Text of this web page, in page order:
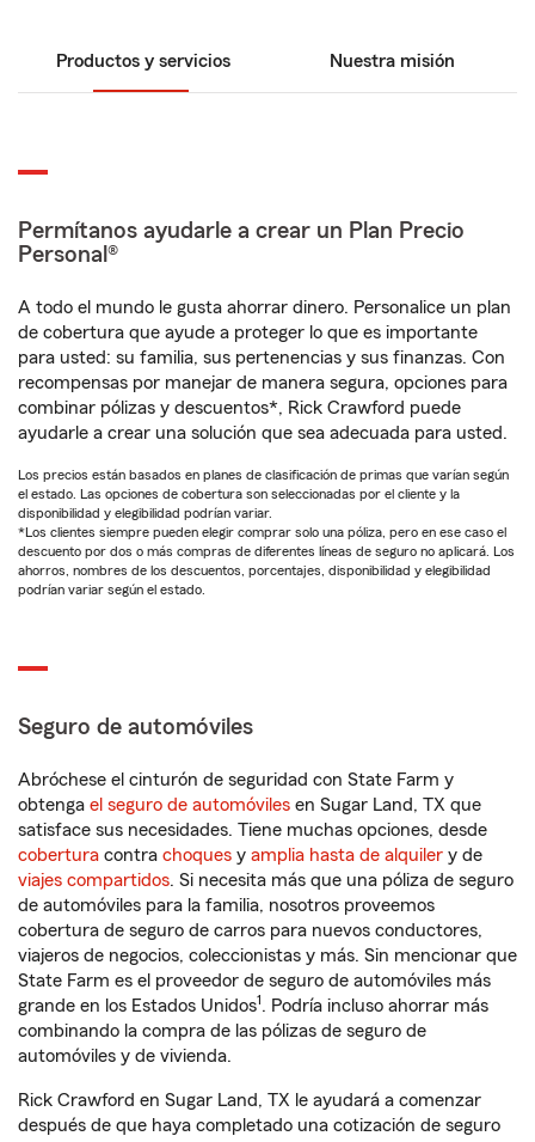
Productos y servicios Nuestra misión
Permítanos ayudarle a crear un Plan Precio
Personal®
A todo el mundo le gusta ahorrar dinero. Personalice un plan
de cobertura que ayude a proteger lo que es importante
para usted: su familia, sus pertenencias y sus finanzas. Con
recompensas por manejar de manera segura, opciones para
combinar pólizas y descuentos*, Rick Crawford puede
ayudarle a crear una solución que sea adecuada para usted.
Los precios están basados en planes de clasificación de primas que varían según
el estado. Las opciones de cobertura son seleccionadas por el cliente y la
disponibilidad y elegibilidad podrían variar.
*Los clientes siempre pueden elegir comprar solo una póliza, pero en ese caso el
descuento por dos o más compras de diferentes líneas de seguro no aplicará. Los
ahorros, nombres de los descuentos, porcentajes, disponibilidad y elegibilidad
podrían variar según el estado.
Seguro de automóviles
Abróchese el cinturón de seguridad con State Farm y
obtenga el seguro de automóviles en Sugar Land, TX que
satisface sus necesidades. Tiene muchas opciones, desde
cobertura contra choques y amplia hasta de alquiler y de
viajes compartidos. Si necesita más que una póliza de seguro
de automóviles para la familia, nosotros proveemos
cobertura de seguro de carros para nuevos conductores,
viajeros de negocios, coleccionistas y más. Sin mencionar que
State Farm es el proveedor de seguro de automóviles más
grande en los Estados Unidos1. Podría incluso ahorrar más
combinando la compra de las pólizas de seguro de
automóviles y de vivienda.
Rick Crawford en Sugar Land, TX le ayudará a comenzar
después de que haya completado una cotización de seguro